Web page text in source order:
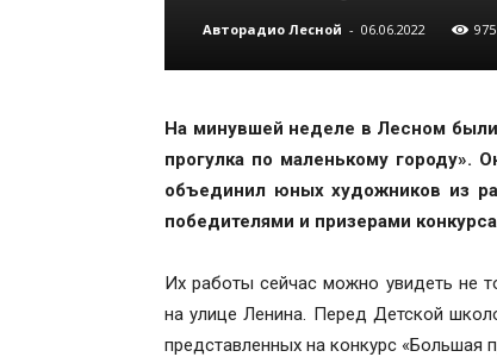
Авторадио Лесной - 06.06.2022 975
На минувшей неделе в Лесном
прогулка по маленькому городу».
объединил юных художников из
победителями и призерами
Их работы сейчас можно увидеть не
на улице Ленина. Перед Детской
представленных на конкурс «Большая